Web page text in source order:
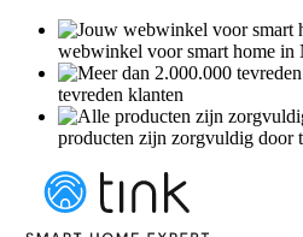
webwinkel voor smart home in
tevreden klanten
producten zijn zorgvuldig door